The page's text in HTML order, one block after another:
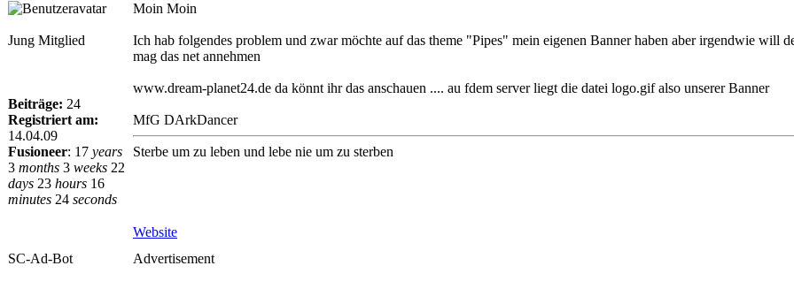
Jung Mitglied
Beiträge: 24
Registriert am:
14.04.09
Fusioneer: 17 years
3 months 3 weeks 22
days 23 hours 16
minutes 24 seconds
Moin Moin
Ich hab folgendes problem und zwar möchte auf das theme "Pipes" mein eigenen Banner haben aber irgendwie will
mag das net annehmen
www.dream-planet24.de da könnt ihr das anschauen .... au fdem server liegt die datei logo.gif also unserer Banner
MfG DArkDancer
Sterbe um zu leben und lebe nie um zu sterben
Website
SC-Ad-Bot
Advertisement